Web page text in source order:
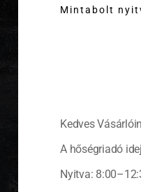
Mintabolt
Kedves
A hőségriadó
Nyitva: